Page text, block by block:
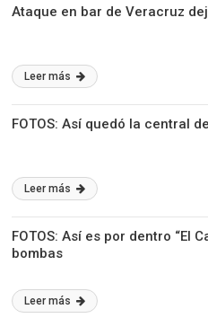
Ataque en bar de Veracruz
Leer más
FOTOS: Así quedó la central
Leer más
FOTOS: Así es por dentro “El
bombas
Leer más